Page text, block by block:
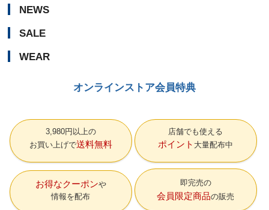
NEWS
SALE
WEAR
オンラインストア会員特典
3,980円以上の
お買い上げで送料無料
店舗でも使える
ポイント 大量配布中
お得なクーポン
情報を配布
即完売の
会員限定商品の販売